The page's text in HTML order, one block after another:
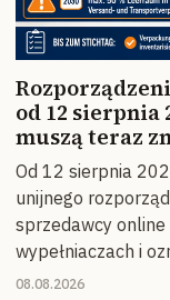
od 12 sierpnia
muszą teraz
Od 12 sierpnia
unijnego
sprzedawcy
wypełniaczach i
08.08.2026